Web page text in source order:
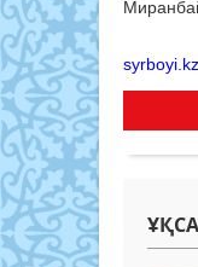
syrboyi.kz